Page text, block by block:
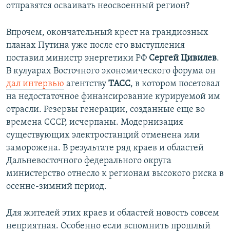
отправятся осваивать неосвоенный регион?
Впрочем, окончательный крест на грандиозных
планах Путина уже после его выступления
поставил министр энергетики РФ Сергей Цивилев.
В кулуарах Восточного экономического форума он
дал интервью агентству ТАСС, в котором посетовал
на недостаточное финансирование курируемой им
отрасли. Резервы генерации, созданные еще во
времена СССР, исчерпаны. Модернизация
существующих электростанций отменена или
заморожена. В результате ряд краев и областей
Дальневосточного федерального округа
министерство отнесло к регионам высокого риска в
осенне-зимний период.
Для жителей этих краев и областей новость совсем
неприятная. Особенно если вспомнить прошлый